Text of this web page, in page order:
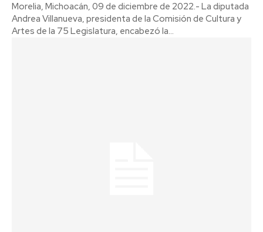
Morelia, Michoacán, 09 de diciembre de 2022.- La diputada
Andrea Villanueva, presidenta de la Comisión de Cultura y
Artes de la 75 Legislatura, encabezó la...